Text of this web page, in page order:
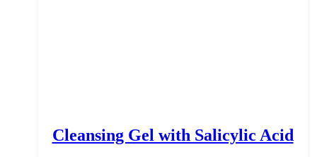
Cleansing Gel with Salicylic Acid